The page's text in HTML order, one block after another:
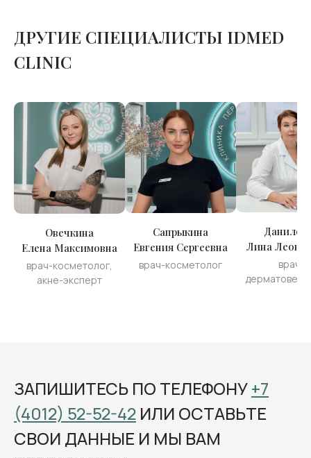
ДРУГИЕ СПЕЦИАЛИСТЫ IDMED
CLINIC
Овечкина
Елена Максимовна
врач-косметолог,
акне-эксперт
Сапрыкина
Евгения Сергеевна
врач-косметолог
Лина
врач-
ЗАПИШИТЕСЬ ПО ТЕЛЕФОНУ+7
(4012) 52-52-42 ИЛИ ОСТАВЬТЕ
СВОИ ДАННЫЕ И МЫ ВАМ